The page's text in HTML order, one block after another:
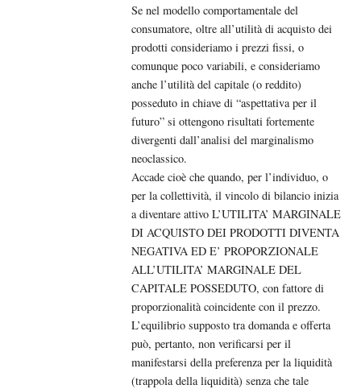
Se nel modello comportamentale del
consumatore, oltre all’utilità di acquisto dei
prodotti consideriamo i prezzi fissi, o
comunque poco variabili, e consideriamo
anche l’utilità del capitale (o reddito)
posseduto in chiave di “aspettativa per il
futuro” si ottengono risultati fortemente
divergenti dall’analisi del marginalismo
neoclassico.
Accade cioè che quando, per l’individuo, o
per la collettività, il vincolo di bilancio inizia
a diventare attivo L’UTILITA’ MARGINALE
DI ACQUISTO DEI PRODOTTI DIVENTA
NEGATIVA ED E’ PROPORZIONALE
ALL’UTILITA’ MARGINALE DEL
CAPITALE POSSEDUTO, con fattore di
proporzionalità coincidente con il prezzo.
L’equilibrio supposto tra domanda e offerta
può, pertanto, non verificarsi per il
manifestarsi della preferenza per la liquidità
(trappola della liquidità) senza che tale